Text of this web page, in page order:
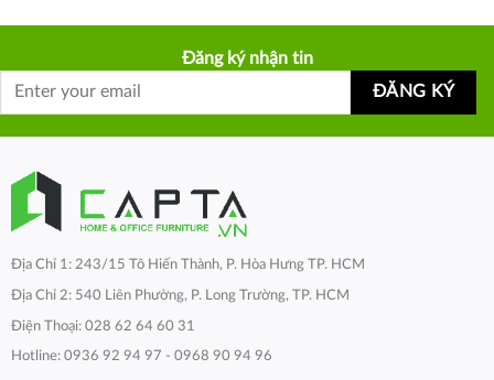
Đăng ký nhận tin
Địa Chỉ 1: 243/15 Tô Hiến Thành, P. Hòa Hưng TP. HCM
Địa Chỉ 2: 540 Liên Phường, P. Long Trường, TP. HCM
Điện Thoại: 028 62 64 60 31
Hotline: 0936 92 94 97 - 0968 90 94 96